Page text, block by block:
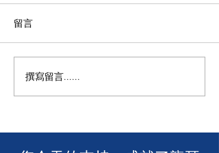
【龍耳資訊】
留言
撰寫留言......